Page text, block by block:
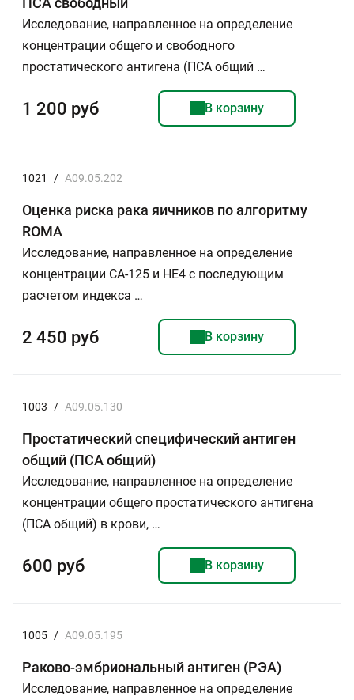
Исследование, направленное на определение
концентрации общего и свободного
простатического антигена (ПСА общий …
1 200 руб В корзину
1021 / A09.05.202
Оценка риска рака яичников по алгоритму
ROMA
Исследование, направленное на определение
концентрации СА-125 и НЕ4 с последующим
расчетом индекса …
2 450 руб В корзину
1003 / A09.05.130
Простатический специфический антиген
общий (ПСА общий)
Исследование, направленное на определение
концентрации общего простатического антигена
(ПСА общий) в крови, …
600 руб В корзину
1005 / A09.05.195
Раково-эмбриональный антиген (РЭА)
Исследование, направленное на определение